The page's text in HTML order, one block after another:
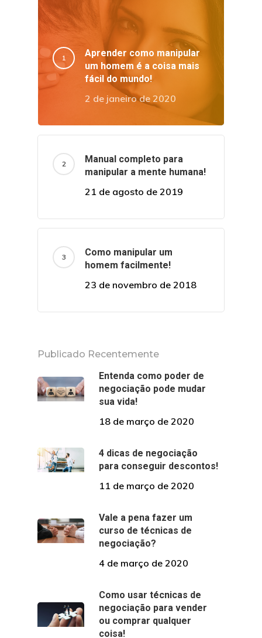
Aprender como manipular
um homem é a coisa mais
fácil do mundo!
2 de janeiro de 2020
Manual completo para
manipular a mente humana!
21 de agosto de 2019
Como manipular um
homem facilmente!
23 de novembro de 2018
Publicado Recentemente
Entenda como poder de
negociação pode mudar
sua vida!
18 de março de 2020
4 dicas de negociação
para conseguir descontos!
11 de março de 2020
Vale a pena fazer um
curso de técnicas de
negociação?
4 de março de 2020
Como usar técnicas de
negociação para vender
ou comprar qualquer
coisa!